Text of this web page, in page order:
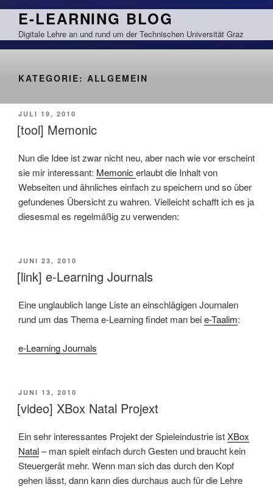
Zum
springen
E-LEARNING BLOG
Digitale Lehre an und rund um der Technischen Universität Graz
KATEGORIE: ALLGEMEIN
VERÖFFENTLICHT
AM
JULI 19, 2010
[tool] Memonic
Nun die Idee ist zwar nicht neu, aber nach wie vor erscheint
sie mir interessant: Memonic erlaubt die Inhalt von
Webseiten und ähnliches einfach zu speichern und so über
gefundenes Übersicht zu wahren. Vielleicht schafft ich es ja
diesesmal es regelmäßig zu verwenden:
VERÖFFENTLICHT
AM
JUNI 23, 2010
[link] e-Learning Journals
Eine unglaublich lange Liste an einschlägigen Journalen
rund um das Thema e-Learning findet man beie-Taalim:
e-Learning Journals
VERÖFFENTLICHT
AM
JUNI 13, 2010
[video] XBox Natal Projext
Ein sehr interessantes Projekt der Spieleindustrie istXBox
Natal– man spielt einfach durch Gesten und braucht kein
Steuergerät mehr. Wenn man sich das durch den Kopf
gehen lässt, dann kann dies durchaus auch für die Lehre